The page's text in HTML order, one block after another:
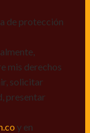
de mis
de protección
mis derechos
solicitar
presentar
y en